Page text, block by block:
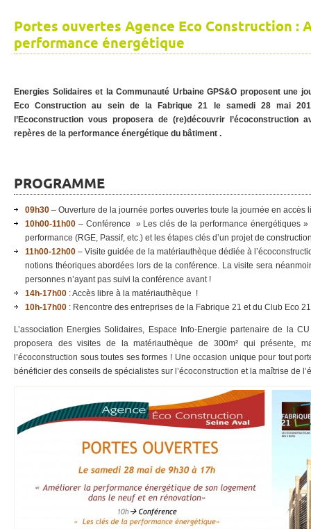
Portes ouvertes Agence Eco Construction :
performance énergétique
Energies Solidaires et la Communauté Urbaine GPS&O proposent une
Eco Construction au sein de la Fabrique 21 le samedi 28 mai
l’Ecoconstruction vous proposera de (re)découvrir
repères de la performance énergétique du bâtiment .
PROGRAMME
09h30 – Ouverture de la journée portes ouvertes toute la journée en accès
10h00-11h00 – Conférence » Les clés de la performance énergétiques
performance (RGE, Passif, etc.) et les étapes clés d’un projet de
11h00-12h00 – Visite guidée de la matériauthèque dédiée à
notions théoriques abordées lors de la conférence. La visite sera
personnes n’ayant pas suivi la conférence avant !
14h-17h00 : Accès libre à la matériauthèque !
10h-17h00 : Rencontre des entreprises de la Fabrique 21 et du Club Eco 21
L’association Energies Solidaires, Espace Info-Energie partenaire de la
proposera des visites de la matériauthèque de 300m² qui présente,
l’écoconstruction sous toutes ses formes ! Une occasion unique pour tout
bénéficier des conseils de spécialistes sur l’écoconstruction et la maîtrise de